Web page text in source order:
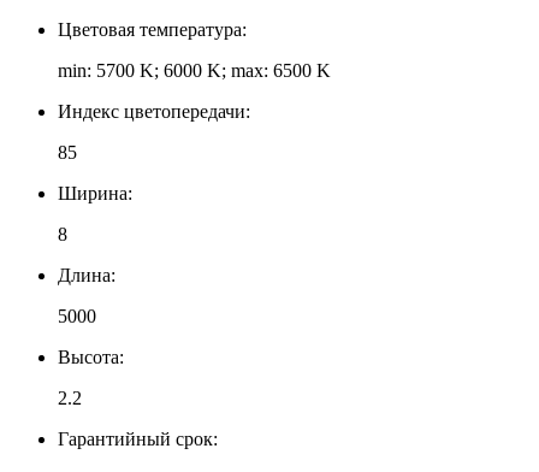
Цветовая температура:
min: 5700 K; 6000 K; max: 6500 K
Индекс цветопередачи:
85
Ширина:
8
Длина:
5000
Высота:
2.2
Гарантийный срок: